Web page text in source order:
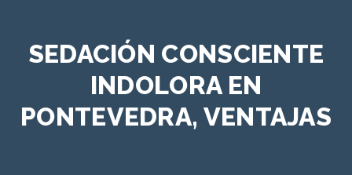
SEDACIÓN CONSCIENTE
INDOLORA EN
PONTEVEDRA, VENTAJAS